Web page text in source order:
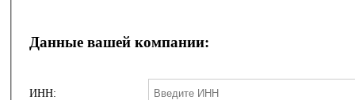
Данные вашей компании:
ИНН: